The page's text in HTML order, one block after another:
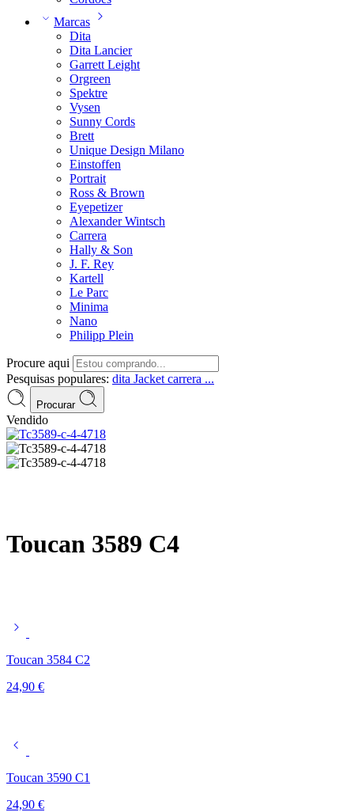
Marcas
Dita
Dita Lancier
Garrett Leight
Orgreen
Spektre
Vysen
Sunny Cords
Brett
Unique Design Milano
Einstoffen
Portrait
Ross & Brown
Eyepetizer
Alexander Wintsch
Carrera
Hally & Son
J. F. Rey
Kartell
Le Parc
Minima
Nano
Philipp Plein
Procure aqui
Pesquisas populares: dita Jacket carrera ...
Procurar
Vendido
Toucan 3589 C4
Toucan 3584 C2
24,90 €
Toucan 3590 C1
24,90 €